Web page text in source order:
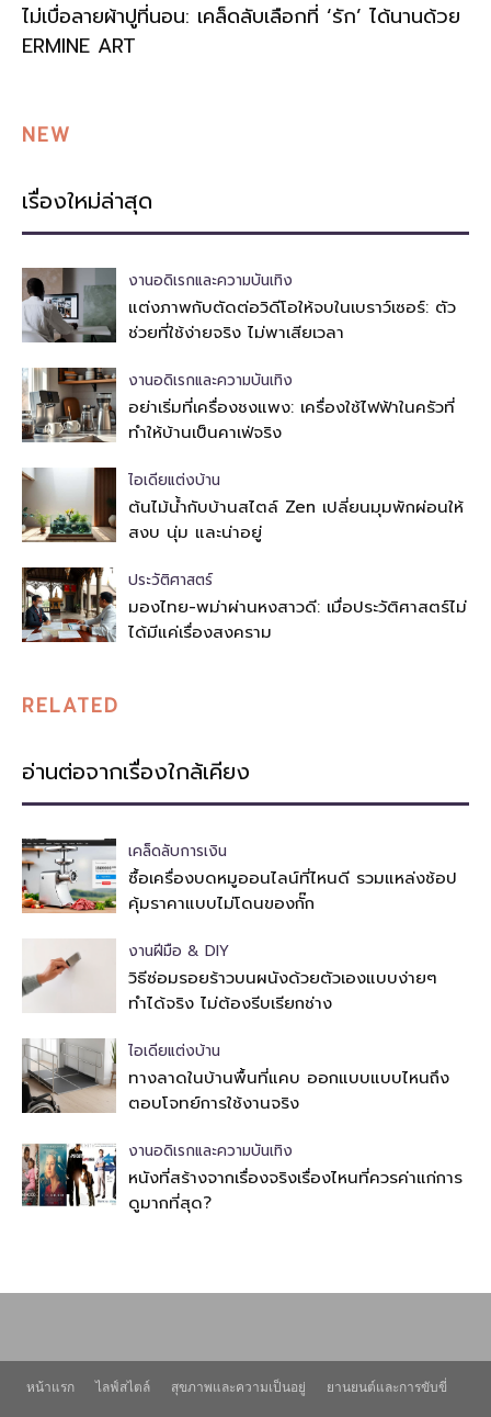
ไม่เบื่อลายผ้าปูที่นอน: เคล็ดลับเลือกที่ ‘รัก’ ได้นานด้วย
ERMINE ART
NEW
เรื่องใหม่ล่าสุด
งานอดิเรกและความบันเทิง
แต่งภาพกับตัดต่อวิดีโอให้จบในเบราว์เซอร์: ตัว
ช่วยที่ใช้ง่ายจริง ไม่พาเสียเวลา
งานอดิเรกและความบันเทิง
อย่าเริ่มที่เครื่องชงแพง: เครื่องใช้ไฟฟ้าในครัวที่
ทำให้บ้านเป็นคาเฟ่จริง
ไอเดียแต่งบ้าน
ต้นไม้น้ำกับบ้านสไตล์ Zen เปลี่ยนมุมพักผ่อนให้
สงบ นุ่ม และน่าอยู่
ประวัติศาสตร์
มองไทย-พม่าผ่านหงสาวดี: เมื่อประวัติศาสตร์ไม่
ได้มีแค่เรื่องสงคราม
RELATED
อ่านต่อจากเรื่องใกล้เคียง
เคล็ดลับการเงิน
ซื้อเครื่องบดหมูออนไลน์ที่ไหนดี รวมแหล่งช้อป
คุ้มราคาแบบไม่โดนของกั๊ก
งานฝีมือ & DIY
วิธีซ่อมรอยร้าวบนผนังด้วยตัวเองแบบง่ายๆ
ทำได้จริง ไม่ต้องรีบเรียกช่าง
ไอเดียแต่งบ้าน
ทางลาดในบ้านพื้นที่แคบ ออกแบบแบบไหนถึง
ตอบโจทย์การใช้งานจริง
งานอดิเรกและความบันเทิง
หนังที่สร้างจากเรื่องจริงเรื่องไหนที่ควรค่าแก่การ
ดูมากที่สุด?
หน้าแรก ไลฟ์สไตล์ สุขภาพและความเป็นอยู่ ยานยนต์และการขับขี่